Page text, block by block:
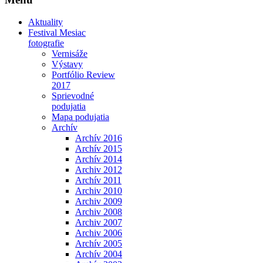
Aktuality
Festival Mesiac
fotografie
Vernisáže
Výstavy
Portfólio Review
2017
Sprievodné
podujatia
Mapa podujatia
Archív
Archív 2016
Archív 2015
Archív 2014
Archiv 2012
Archív 2011
Archiv 2010
Archiv 2009
Archiv 2008
Archiv 2007
Archiv 2006
Archív 2005
Archív 2004